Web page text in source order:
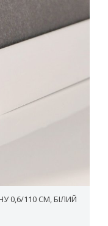
0,6/110 СМ, БІЛИЙ